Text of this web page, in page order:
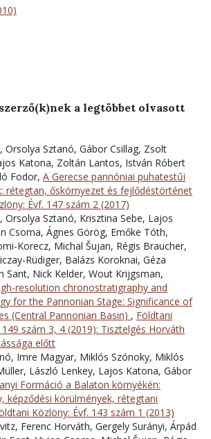
a legtöbbet olvasott
Orsolya Sztanó, Gábor Csillag, Zsolt
Katona, Zoltán Lantos, István Róbert
Fodor, A Gerecse pannóniai puhatestűi
rétegtan, őskörnyezet és fejlődéstörténet
Évf. 147 szám 2 (2017)
Orsolya Sztanó, Krisztina Sebe, Lajos
Csoma, Ágnes Görög, Emőke Tóth,
Korecz, Michal Šujan, Régis Braucher,
Rüdiger, Balázs Koroknai, Géza
Sant, Nick Kelder, Wout Krijgsman,
resolution chronostratigraphy and
for the Pannonian Stage: Significance of
(Central Pannonian Basin) , Földtani
149 szám 3, 4 (2019): Tisztelgés Horváth
előtt
Imre Magyar, Miklós Szónoky, Miklós
László Lenkey, Lajos Katona, Gábor
Formáció a Balaton környékén:
képződési körülmények, rétegtani
Közlöny: Évf. 143 szám 1 (2013)
Ferenc Horváth, Gergely Surányi, Árpád